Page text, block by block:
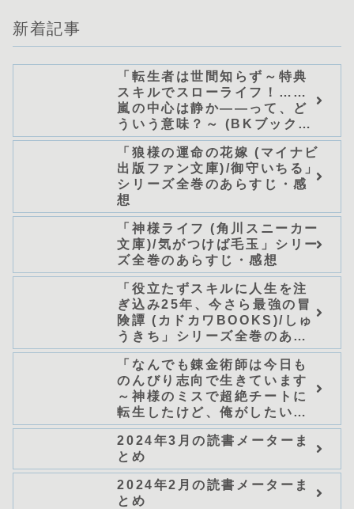
新着記事
「転生者は世間知らず～特典
スキルでスローライフ！……
嵐の中心は静か――って、ど
ういう意味？～ (BKブック
ス)/唖鳴蝉」シリーズ全巻のあ
らすじ・感想
「狼様の運命の花嫁 (マイナビ
出版ファン文庫)/御守いちる」
シリーズ全巻のあらすじ・感
想
「神様ライフ (角川スニーカー
文庫)/気がつけば毛玉」シリー
ズ全巻のあらすじ・感想
「役立たずスキルに人生を注
ぎ込み25年、今さら最強の冒
険譚 (カドカワBOOKS)/しゅ
うきち」シリーズ全巻のあら
すじ・感想
「なんでも錬金術師は今日も
のんびり志向で生きています
～神様のミスで超絶チートに
転生したけど、俺がしたいの
は冒険じゃなくてホワイト商
会の立上げです～（グラスト
ノベルス） (グラスト
NOVELS)/可換環」シリーズ
全巻のあらすじ・感想
2024年3月の読書メーターま
とめ
2024年2月の読書メーターま
とめ